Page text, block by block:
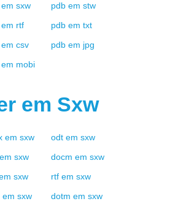
em sxw pdb em stw
em rtf pdb em txt
em csv pdb em jpg
em mobi
em Sxw
em sxw odt em sxw
em sxw docm em sxw
sxw rtf em sxw
em sxw dotm em sxw